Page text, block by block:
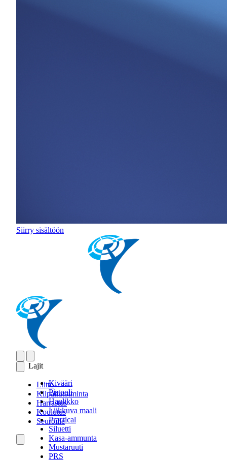
Siirry sisältöön
Lajit
Kivääri
Pistooli
Haulikko
Liikkuva maali
Practical
Siluetti
Kasa-ammunta
Mustaruuti
PRS
Liitto
Kilpailutoiminta
Harrastus
Koulutus
Seuroille